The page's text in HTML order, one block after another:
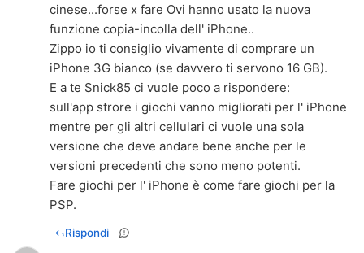
cinese...forse x fare Ovi hanno usato la nuova
funzione copia-incolla dell' iPhone..
Zippo io ti consiglio vivamente di comprare un
iPhone 3G bianco (se davvero ti servono 16 GB).
E a te Snick85 ci vuole poco a rispondere:
sull'app strore i giochi vanno migliorati per l' iPhone
mentre per gli altri cellulari ci vuole una sola
versione che deve andare bene anche per le
versioni precedenti che sono meno potenti.
Fare giochi per l' iPhone è come fare giochi per la
PSP.
Rispondi